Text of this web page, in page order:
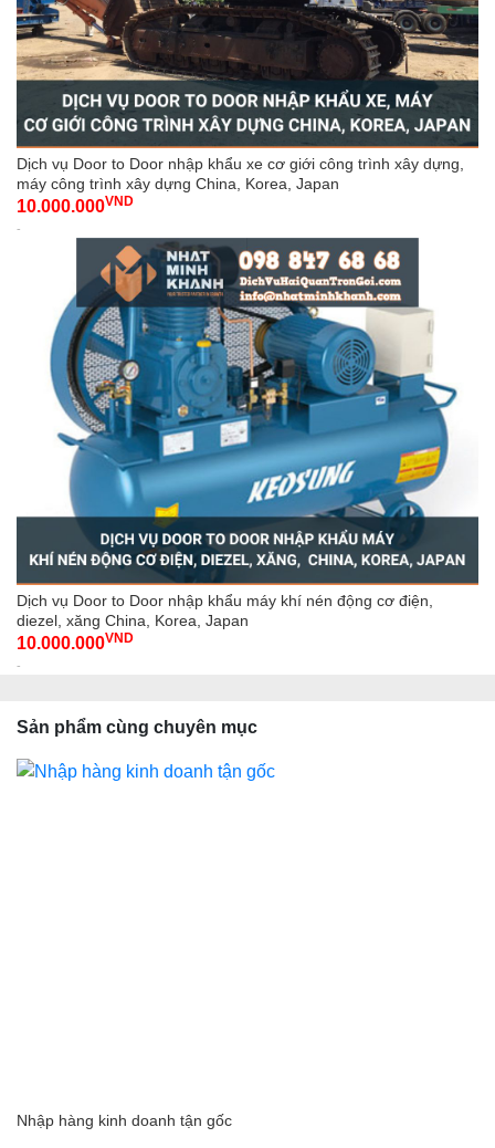
Dịch vụ Door to Door nhập khẩu xe cơ giới công trình xây dựng,
máy công trình xây dựng China, Korea, Japan
10.000.000VND
-
Dịch vụ Door to Door nhập khẩu máy khí nén động cơ điện,
diezel, xăng China, Korea, Japan
10.000.000VND
-
Sản phẩm cùng chuyên mục
Nhập hàng kinh doanh tận gốc